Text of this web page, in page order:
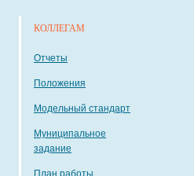
КОЛЛЕГАМ
Отчеты
Положения
Модельный стандарт
Муниципальное
задание
План работы